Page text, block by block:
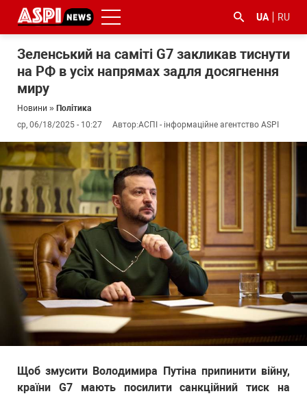
UA RU
Зеленський на саміті G7 закликав тиснути
на РФ в усіх напрямах задля досягнення
миру
Новини » Політика
ср, 06/18/2025 - 10:27
Автор:АСПІ - інформаційне агентство ASPI
Щоб змусити Володимира Путіна припинити війну,
країни G7 мають посилити санкційний тиск на
#ООС
#боротьба
з
корупцією
#ДФС #коронавірус